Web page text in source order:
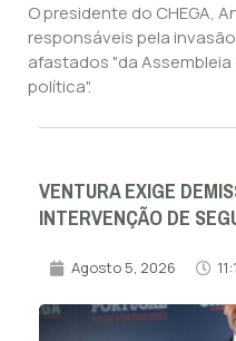
O presidente do CHEGA,
responsáveis pela
afastados "da Assembleia
política".
VENTURA EXIGE
INTERVENÇÃO DE
Agosto 5, 2026